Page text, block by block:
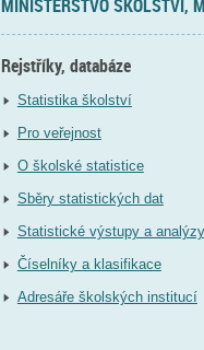
MINISTERSTVO ŠKOLSTVÍ,
Rejstříky, databáze
Statistika školství
Pro veřejnost
O školské statistice
Sběry statistických dat
Statistické výstupy a analýzy
Číselníky a klasifikace
Adresáře školských institucí